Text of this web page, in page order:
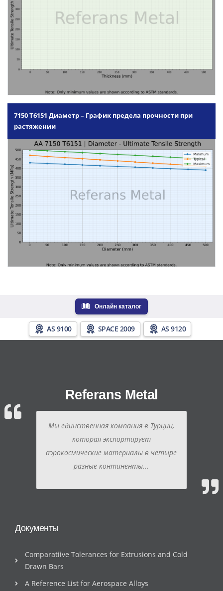
7150 T6151 Диаметр – График предела прочности при
растяжении
Онлайн каталог
AS 9100 SPACE 2009 AS 9120
Referans Metal
Мы единственная компания в Турции,
которая экспортирует
аэрокосмические материалы в четыре
разные континенты...
Документы
Comparatiive Tolerances for Extrusions and Cold
Drawn Bars
A Reference List for Aerospace Alloys